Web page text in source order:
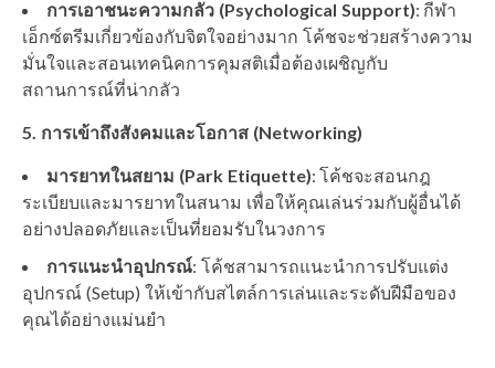
การเอาชนะความกลัว (Psychological Support): กีฬา
เอ็กซ์ตรีมเกี่ยวข้องกับจิตใจอย่างมาก โค้ชจะช่วยสร้างความ
มั่นใจและสอนเทคนิคการคุมสติเมื่อต้องเผชิญกับ
สถานการณ์ที่น่ากลัว
5. การเข้าถึงสังคมและโอกาส (Networking)
มารยาทในสยาม (Park Etiquette): โค้ชจะสอนกฎ
ระเบียบและมารยาทในสนาม เพื่อให้คุณเล่นร่วมกับผู้อื่นได้
อย่างปลอดภัยและเป็นที่ยอมรับในวงการ
การแนะนำอุปกรณ์: โค้ชสามารถแนะนำการปรับแต่ง
อุปกรณ์ (Setup) ให้เข้ากับสไตล์การเล่นและระดับฝีมือของ
คุณได้อย่างแม่นยำ